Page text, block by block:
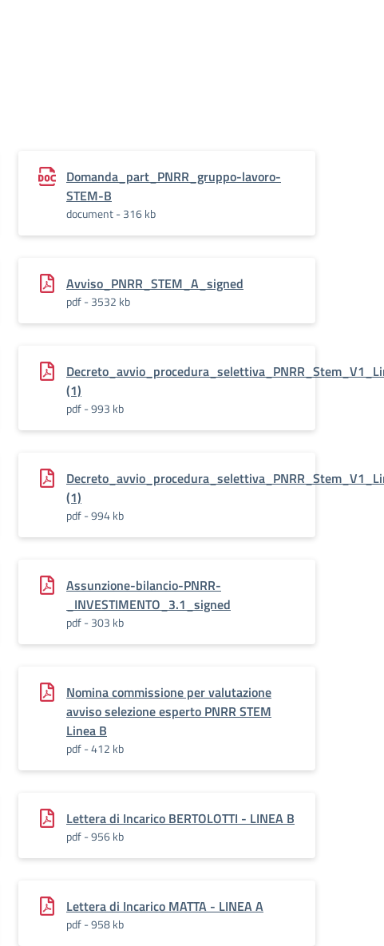
Domanda_part_PNRR_gruppo-lavoro-
STEM-B
document - 316 kb
Avviso_PNRR_STEM_A_signed
pdf - 3532 kb
(1)
pdf - 993 kb
(1)
pdf - 994 kb
Assunzione-bilancio-PNRR-
_INVESTIMENTO_3.1_signed
pdf - 303 kb
Nomina commissione per valutazione
avviso selezione esperto PNRR STEM
Linea B
pdf - 412 kb
Lettera di Incarico BERTOLOTTI - LINEA B
pdf - 956 kb
Lettera di Incarico MATTA - LINEA A
pdf - 958 kb